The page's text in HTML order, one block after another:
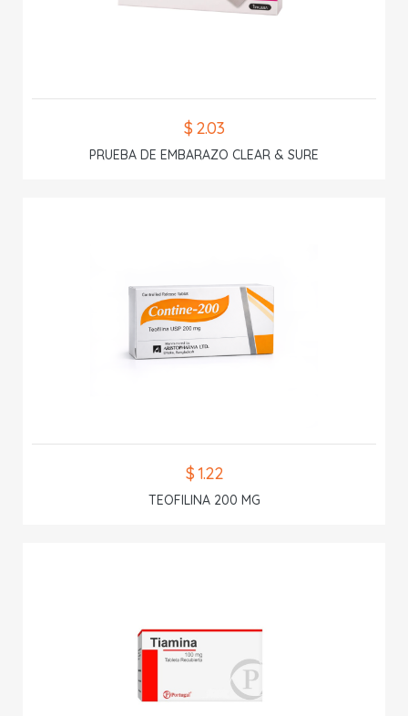
$ 2.03
PRUEBA DE EMBARAZO CLEAR & SURE
$ 1.22
TEOFILINA 200 MG